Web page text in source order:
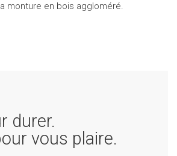
monture en bois aggloméré.
durer.
vous plaire.